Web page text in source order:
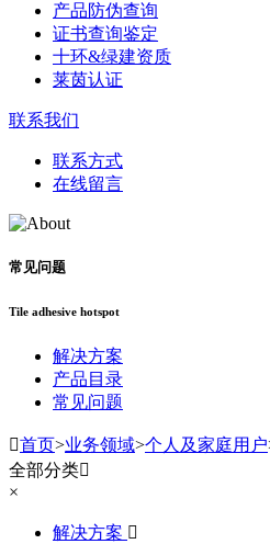
产品防伪查询
证书查询鉴定
十环&绿建资质
莱茵认证
联系我们
联系方式
在线留言
常见问题
Tile adhesive hotspot
解决方案
产品目录
常见问题
首页>业务领域>个人及家庭用户
全部分类
×
解决方案 